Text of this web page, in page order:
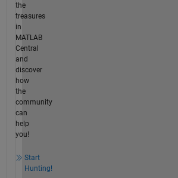
the
treasures
in
MATLAB
Central
and
discover
how
the
community
can
help
you!
Start
Hunting!